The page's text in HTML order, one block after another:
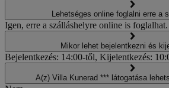
Lehetséges online foglalni erre a
Igen, erre a szálláshelyre online is foglalhat.
Mikor lehet bejelentkezni és
Bejelentkezés: 14:00-től, Kijelentkezés:
A(z) Villa Kunerad *** látogatása